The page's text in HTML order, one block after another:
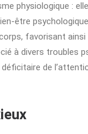
physiologique :
être
favorisant ainsi
à divers troubles
de